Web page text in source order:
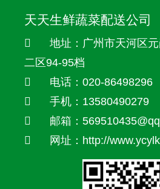
天天生鲜蔬菜配送公司
地址：广州市天河区
二区94-95档
电话：020-86498296
手机：13580490279
邮箱：
网址：http://